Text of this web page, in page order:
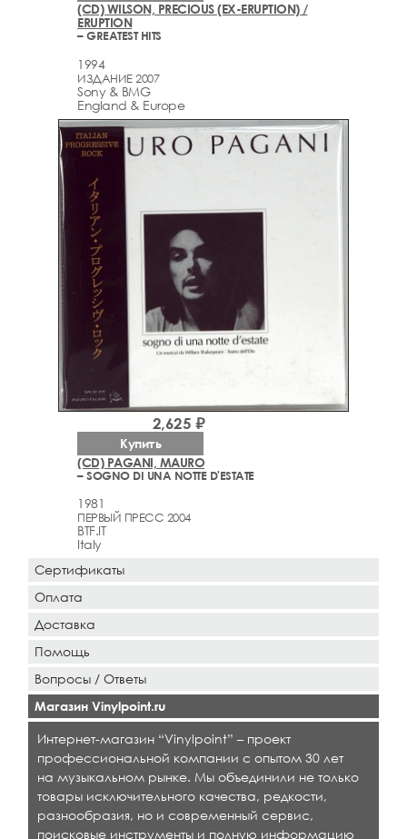
(CD) WILSON, PRECIOUS (EX-ERUPTION) /
ERUPTION
– GREATEST HITS
1994
ИЗДАНИЕ 2007
Sony & BMG
England & Europe
(CD) PAGANI, MAURO
– SOGNO DI UNA NOTTE D'ESTATE
1981
ПЕРВЫЙ ПРЕСС 2004
BTF.IT
Italy
2,625 ₽
Купить
Сертификаты
Оплата
Доставка
Помощь
Вопросы / Ответы
Магазин Vinylpoint.ru
Интернет-магазин “Vinylpoint” – проект
профессиональной компании с опытом 30 лет
на музыкальном рынке. Мы объединили не только
товары исключительного качества, редкости,
разнообразия, но и современный сервис,
поисковые инструменты и полную информацию